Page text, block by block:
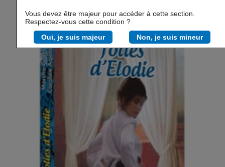
Vous devez être majeur pour accéder à cette section.
Respectez-vous cette condition ?
Oui, je suis majeur
Non, je suis mineur